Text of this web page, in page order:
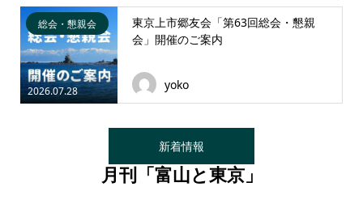
2026.07.28
総会・懇親会
東京上市郷友会「第63回総会・懇親
会」開催のご案内
yoko
新着情報
月刊「富山と東京」